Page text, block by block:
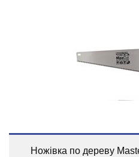
Ножівка по дереву